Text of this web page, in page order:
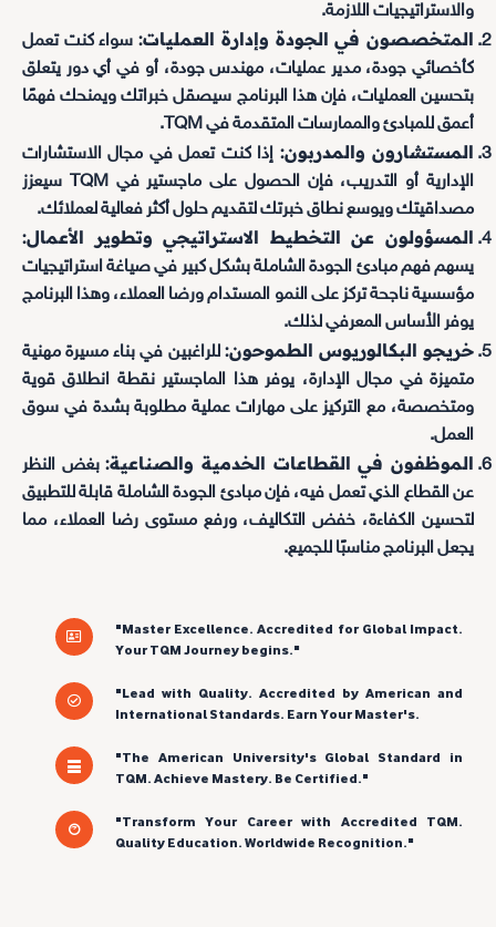
والاستراتيجيات اللازمة.
المتخصصون في الجودة وإدارة العمليات:سواء كنت تعمل
كأخصائي جودة، مدير عمليات، مهندس جودة، أو في أي دور يتعلق
بتحسين العمليات، فإن هذا البرنامج سيصقل خبراتك ويمنحك فهمًا
أعمق للمبادئ والممارسات المتقدمة في TQM.
المستشارون والمدربون: إذا كنت تعمل في مجال الاستشارات
الإدارية أو التدريب، فإن الحصول على ماجستير في TQM سيعزز
مصداقيتك ويوسع نطاق خبرتك لتقديم حلول أكثر فعالية لعملائك.
المسؤولون عن التخطيط الاستراتيجي وتطوير الأعمال:
يسهم فهم مبادئ الجودة الشاملة بشكل كبير في صياغة استراتيجيات
مؤسسية ناجحة تركز على النمو المستدام ورضا العملاء، وهذا البرنامج
يوفر الأساس المعرفي لذلك.
خريجو البكالوريوس الطموحون: للراغبين في بناء مسيرة مهنية
متميزة في مجال الإدارة، يوفر هذا الماجستير نقطة انطلاق قوية
ومتخصصة، مع التركيز على مهارات عملية مطلوبة بشدة في سوق
العمل.
الموظفون في القطاعات الخدمية والصناعية:بغض النظر
عن القطاع الذي تعمل فيه، فإن مبادئ الجودة الشاملة قابلة للتطبيق
لتحسين الكفاءة، خفض التكاليف، ورفع مستوى رضا العملاء، مما
يجعل البرنامج مناسبًا للجميع.
"Master Excellence. Accredited for Global Impact.
Your TQM Journey begins."
"Lead with Quality. Accredited by American and
International Standards. Earn Your Master's.
"The American University's Global Standard in
TQM. Achieve Mastery. Be Certified."
"Transform Your Career with Accredited TQM.
Quality Education. Worldwide Recognition."